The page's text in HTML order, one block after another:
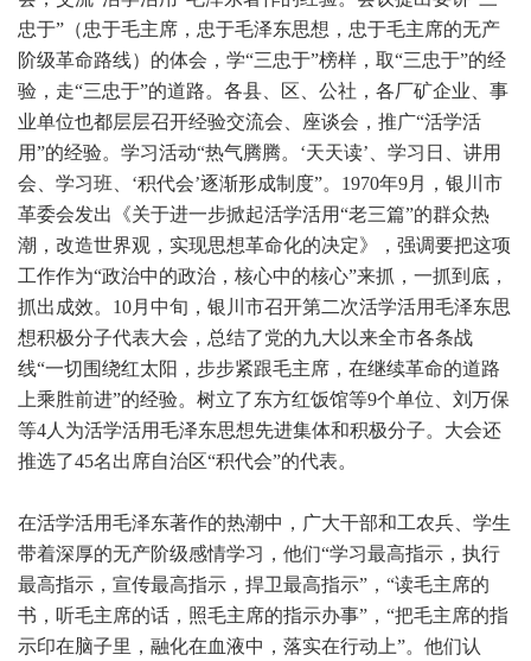
忠于”（忠于毛主席，忠于毛泽东思想，忠于毛主席的无产
阶级革命路线）的体会，学“三忠于”榜样，取“三忠于”的经
验，走“三忠于”的道路。各县、区、公社，各厂矿企业、事
业单位也都层层召开经验交流会、座谈会，推广“活学活
用”的经验。学习活动“热气腾腾。‘天天读’、学习日、讲用
会、学习班、‘积代会’逐渐形成制度”。1970年9月，银川市
革委会发出《关于进一步掀起活学活用“老三篇”的群众热
潮，改造世界观，实现思想革命化的决定》，强调要把这项
工作作为“政治中的政治，核心中的核心”来抓，一抓到底，
抓出成效。10月中旬，银川市召开第二次活学活用毛泽东思
想积极分子代表大会，总结了党的九大以来全市各条战
线“一切围绕红太阳，步步紧跟毛主席，在继续革命的道路
上乘胜前进”的经验。树立了东方红饭馆等9个单位、刘万保
等4人为活学活用毛泽东思想先进集体和积极分子。大会还
推选了45名出席自治区“积代会”的代表。
在活学活用毛泽东著作的热潮中，广大干部和工农兵、学生
带着深厚的无产阶级感情学习，他们“学习最高指示，执行
最高指示，宣传最高指示，捍卫最高指示”，“读毛主席的
书，听毛主席的话，照毛主席的指示办事”，“把毛主席的指
示印在脑子里，融化在血液中，落实在行动上”。他们认